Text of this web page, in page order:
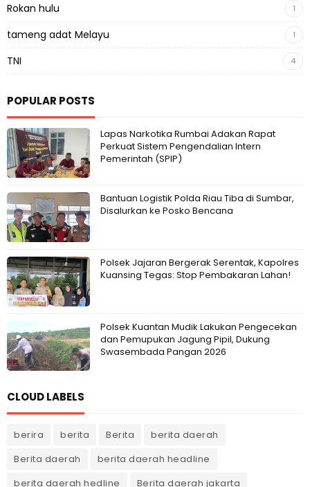
Rokan hulu 1
tameng adat Melayu 1
TNI 4
POPULAR POSTS
Lapas Narkotika Rumbai Adakan Rapat
Perkuat Sistem Pengendalian Intern
Pemerintah (SPIP)
Bantuan Logistik Polda Riau Tiba di Sumbar,
Disalurkan ke Posko Bencana
Polsek Jajaran Bergerak Serentak, Kapolres
Kuansing Tegas: Stop Pembakaran Lahan!
Polsek Kuantan Mudik Lakukan Pengecekan
dan Pemupukan Jagung Pipil, Dukung
Swasembada Pangan 2026
CLOUD LABELS
berira berita Berita
berita daerah
Berita daerah
berita daerah headline
berita daerah hedline
Berita daerah jakarta